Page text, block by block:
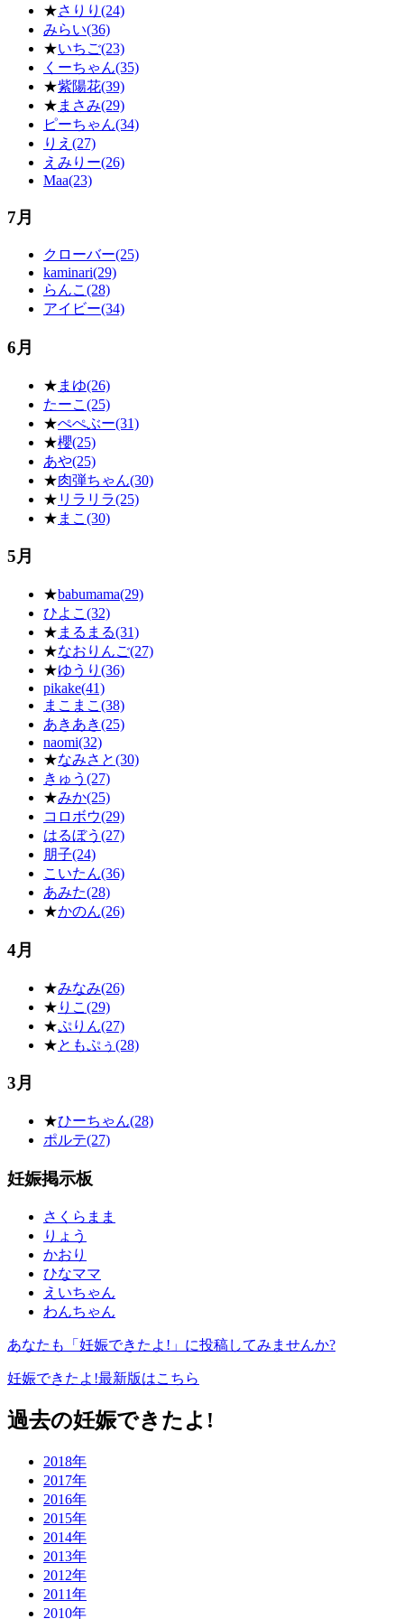
★さりり(24)
みらい(36)
★いちご(23)
くーちゃん(35)
★紫陽花(39)
★ まさみ(29)
ピーちゃん(34)
りえ(27)
えみりー(26)
Maa(23)
7月
クローバー(25)
kaminari(29)
らんこ(28)
アイビー(34)
6月
★ まゆ(26)
たーこ(25)
★ぺぺぶー(31)
★櫻(25)
あや(25)
★肉弾ちゃん(30)
★ リラリラ(25)
★ まこ(30)
5月
★babumama(29)
ひよこ(32)
★ まるまる(31)
★なおりんご(27)
★ゆうり(36)
pikake(41)
まこまこ(38)
あきあき(25)
naomi(32)
★なみさと(30)
きゅう(27)
★みか(25)
コロボウ(29)
はるぼう(27)
朋子(24)
こいたん(36)
あみた(28)
★かのん(26)
4月
★みなみ(26)
★ りこ(29)
★ぷりん(27)
★ともぷぅ(28)
3月
★ひーちゃん(28)
ポルテ(27)
妊娠掲示板
さくらまま
りょう
かおり
ひなママ
えいちゃん
わんちゃん
あなたも「妊娠できたよ!」に投稿してみませんか?
妊娠できたよ!最新版はこちら
過去の妊娠できたよ!
2018年
2017年
2016年
2015年
2014年
2013年
2012年
2011年
2010年